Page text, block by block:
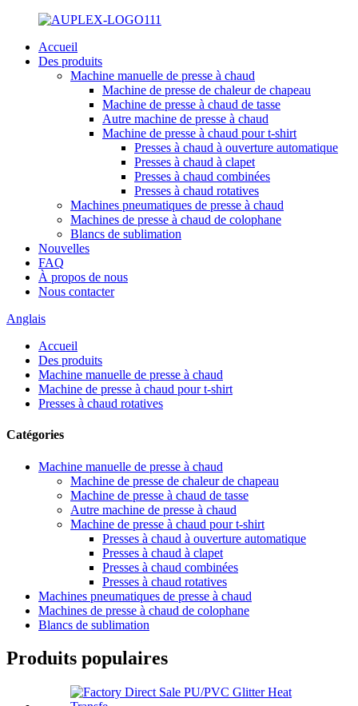
Accueil
Des produits
Machine manuelle de presse à chaud
Machine de presse de chaleur de chapeau
Machine de presse à chaud de tasse
Autre machine de presse à chaud
Machine de presse à chaud pour t-shirt
Presses à chaud à ouverture automatique
Presses à chaud à clapet
Presses à chaud combinées
Presses à chaud rotatives
Machines pneumatiques de presse à chaud
Machines de presse à chaud de colophane
Blancs de sublimation
Nouvelles
FAQ
À propos de nous
Nous contacter
Anglais
Accueil
Des produits
Machine manuelle de presse à chaud
Machine de presse à chaud pour t-shirt
Presses à chaud rotatives
Catégories
Machine manuelle de presse à chaud
Machine de presse de chaleur de chapeau
Machine de presse à chaud de tasse
Autre machine de presse à chaud
Machine de presse à chaud pour t-shirt
Presses à chaud à ouverture automatique
Presses à chaud à clapet
Presses à chaud combinées
Presses à chaud rotatives
Machines pneumatiques de presse à chaud
Machines de presse à chaud de colophane
Blancs de sublimation
Produits populaires